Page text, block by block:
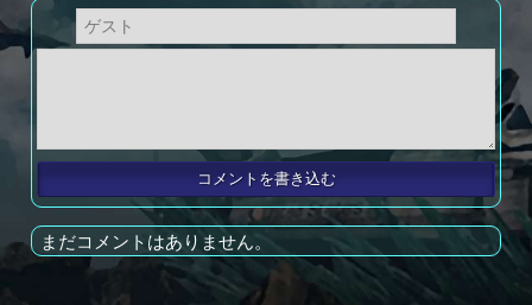
まだコメントはありません。